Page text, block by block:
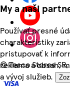
My a naši
Používať presné
charakteristiky
pristupovať k
reklama a obsah,
a vývoj služieb.
©Tesco Stores